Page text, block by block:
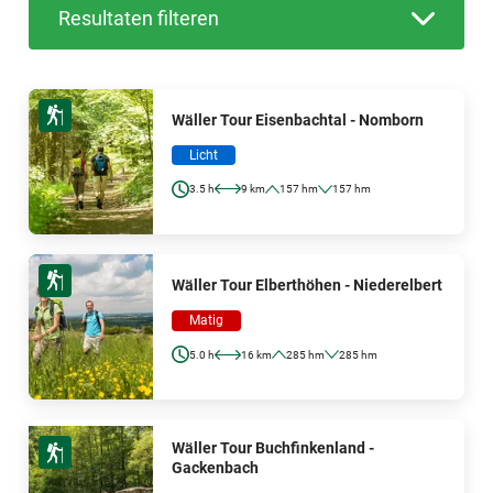
Resultaten filteren
Wäller Tour Eisenbachtal - Nomborn
Licht
3.5 h 9 km 157 hm 157 hm
Wäller Tour Elberthöhen - Niederelbert
Matig
5.0 h 16 km 285 hm 285 hm
Wäller Tour Buchfinkenland -
Gackenbach